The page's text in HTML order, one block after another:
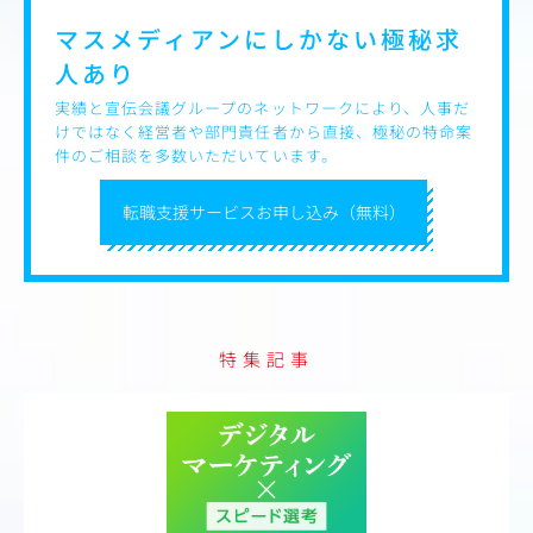
転職支援サービスお申し込み（無料）
マスメディアンにしかない極秘求
人あり
実績と宣伝会議グループのネットワークにより、人事だ
けではなく経営者や部門責任者から直接、極秘の特命案
件のご相談を多数いただいています。
特集記事